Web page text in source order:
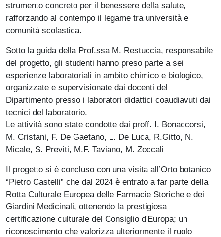
strumento concreto per il benessere della salute,
rafforzando al contempo il legame tra università e
comunità scolastica.
Sotto la guida della Prof.ssa M. Restuccia, responsabile
del progetto, gli studenti hanno preso parte a sei
esperienze laboratoriali in ambito chimico e biologico,
organizzate e supervisionate dai docenti del
Dipartimento presso i laboratori didattici coaudiavuti dai
tecnici del laboratorio.
Le attività sono state condotte dai proff. I. Bonaccorsi,
M. Cristani, F. De Gaetano, L. De Luca, R.Gitto, N.
Micale, S. Previti, M.F. Taviano, M. Zoccali
Il progetto si è concluso con una visita all’Orto botanico
“Pietro Castelli” che dal 2024 è entrato a far parte della
Rotta Culturale Europea delle Farmacie Storiche e dei
Giardini Medicinali, ottenendo la prestigiosa
certificazione culturale del Consiglio d'Europa; un
riconoscimento che valorizza ulteriormente il ruolo